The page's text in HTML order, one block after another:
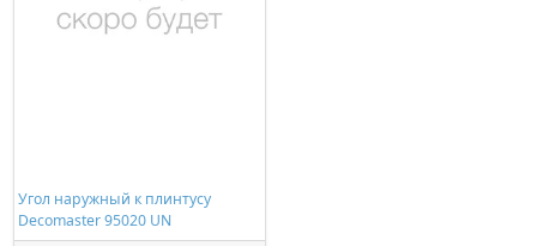
Угол наружный к плинтусу
Decomaster 95020 UN